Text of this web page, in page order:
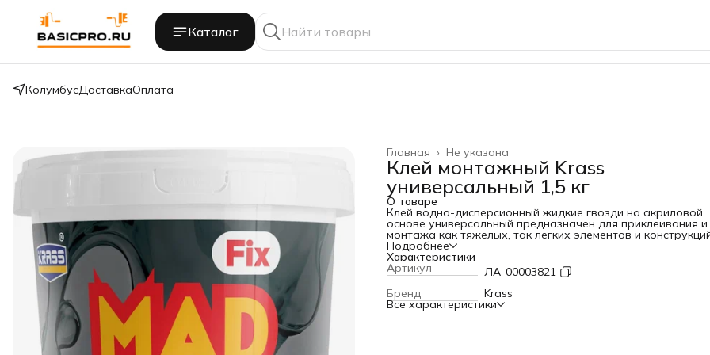
Каталог
КолумбусДоставкаОплата
Не указана
Главная ›
Клей монтажный Krass
универсальный 1,5 кг
О товаре
Клей водно-дисперсионный жидкие гвозди на акриловой
основе универсальный предназначен для приклеивания и
монтажа как тяжелых, так легких элементов и
Подробнее
Характеристики
Артикул
ЛА-00003821
Бренд
Krass
Все характеристики